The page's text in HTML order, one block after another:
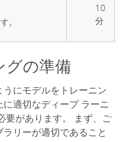
。
10
分
グの準備
にモデルをトレーニン
適切なディープ ラーニ
要があります。 まず、ご
リーが適切であること